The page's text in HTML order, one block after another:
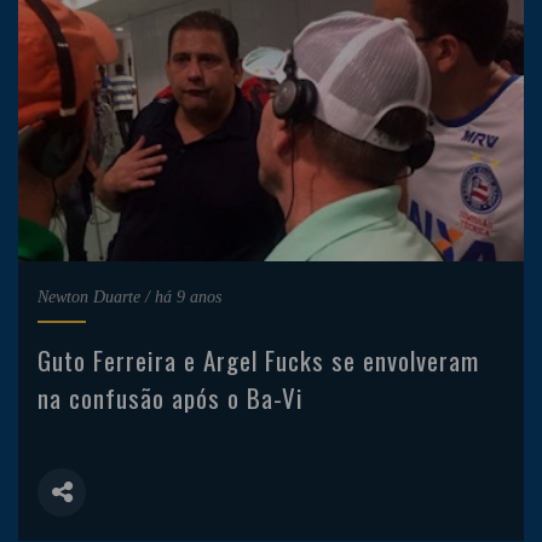
Newton Duarte / há 9 anos
Guto Ferreira e Argel Fucks se envolveram
na confusão após o Ba-Vi